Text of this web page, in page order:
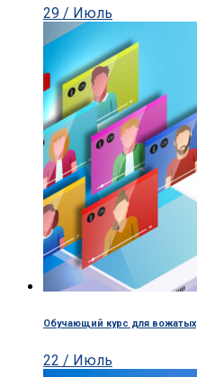
29 / Июль
Обучающий курс для вожатых
22 / Июль